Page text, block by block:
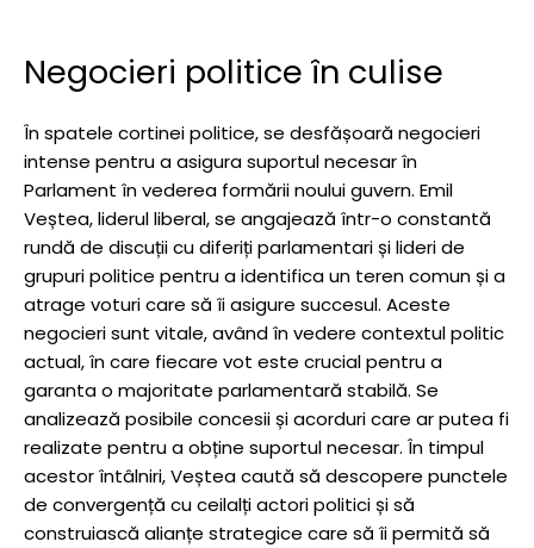
Negocieri politice în culise
În spatele cortinei politice, se desfășoară negocieri
intense pentru a asigura suportul necesar în
Parlament în vederea formării noului guvern. Emil
Veștea, liderul liberal, se angajează într-o constantă
rundă de discuții cu diferiți parlamentari și lideri de
grupuri politice pentru a identifica un teren comun și a
atrage voturi care să îi asigure succesul. Aceste
negocieri sunt vitale, având în vedere contextul politic
actual, în care fiecare vot este crucial pentru a
garanta o majoritate parlamentară stabilă. Se
analizează posibile concesii și acorduri care ar putea fi
realizate pentru a obține suportul necesar. În timpul
acestor întâlniri, Veștea caută să descopere punctele
de convergență cu ceilalți actori politici și să
construiască alianțe strategice care să îi permită să